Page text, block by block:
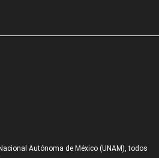
Autónoma de México (UNAM), todos